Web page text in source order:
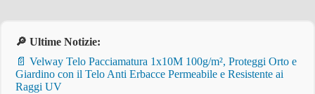
🔎 Ultime Notizie:
📄 Velway Telo Pacciamatura 1x10M 100g/m², Proteggi Orto e
Giardino con il Telo Anti Erbacce Permeabile e Resistente ai
Raggi UV